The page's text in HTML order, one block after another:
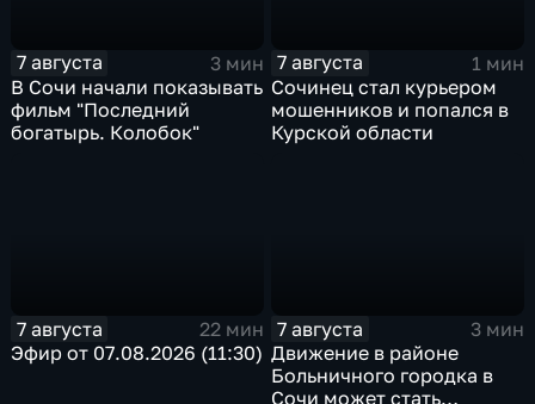
7 августа
3 мин
В Сочи начали показывать
фильм "Последний
богатырь. Колобок"
7 августа
1 мин
Сочинец стал курьером
мошенников и попался в
Курской области
7 августа
22 мин
Эфир от 07.08.2026 (11:30)
7 августа
3 мин
Движение в районе
Больничного городка в
Сочи может стать